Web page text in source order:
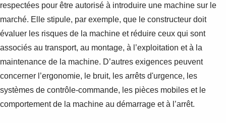
respectées pour être autorisé à introduire une machine sur le
marché. Elle stipule, par exemple, que le constructeur doit
évaluer les risques de la machine et réduire ceux qui sont
associés au transport, au montage, à l’exploitation et à la
maintenance de la machine. D’autres exigences peuvent
concerner l’ergonomie, le bruit, les arrêts d'urgence, les
systèmes de contrôle-commande, les pièces mobiles et le
comportement de la machine au démarrage et à l’arrêt.